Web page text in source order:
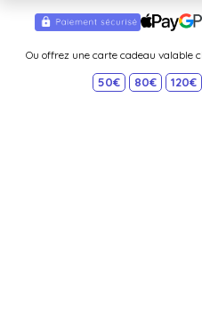
Ou offrez une carte cadeau valable
50€ 80€ 120€